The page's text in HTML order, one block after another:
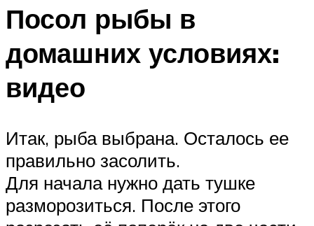
Посол рыбы в
домашних условиях:
видео
Итак, рыба выбрана. Осталось ее
правильно засолить.
Для начала нужно дать тушке
разморозиться. После этого